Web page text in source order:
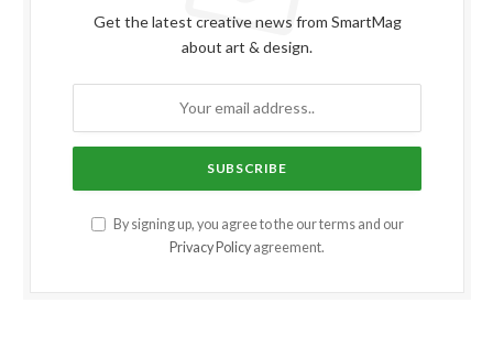
Get the latest creative news from SmartMag
about art & design.
By signing up, you agree to the our terms and our
Privacy Policy agreement.